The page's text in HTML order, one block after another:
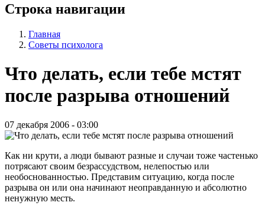
Строка навигации
Главная
Советы психолога
Что делать, если тебе мстят
после разрыва отношений
07 декабря 2006 - 03:00
Как ни крути, а люди бывают разные и случаи тоже частенько
потрясают своим безрассудством, нелепостью или
необоснованностью. Представим ситуацию, когда после
разрыва он или она начинают неоправданную и абсолютно
ненужную месть.